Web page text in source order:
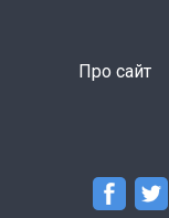
Про сайт